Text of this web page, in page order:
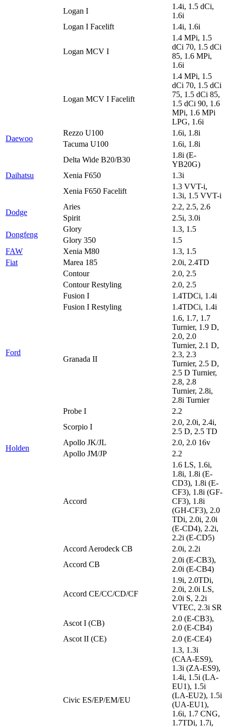
Logan I
1.4i, 1.5 dCi,
1.6i
Logan I Facelift
1.4i, 1.6i
Logan MCV I
1.4 MPi, 1.5
dCi 70, 1.5 dCi
85, 1.6 MPi,
1.6i
Logan MCV I Facelift
1.4 MPi, 1.5
dCi 70, 1.5 dCi
75, 1.5 dCi 85,
1.5 dCi 90, 1.6
MPi, 1.6 MPi
LPG, 1.6i
Daewoo
Rezzo U100
1.6i, 1.8i
Tacuma U100
1.6i, 1.8i
Daihatsu
Delta Wide B20/B30
1.8i (E-
YB20G)
Xenia F650
1.3i
Xenia F650 Facelift
1.3 VVT-i,
1.3i, 1.5 VVT-i
Dodge
Aries
2.2, 2.5, 2.6
Spirit
2.5i, 3.0i
Dongfeng
Glory
1.3, 1.5
Glory 350
1.5
FAW
Xenia M80
1.3, 1.5
Fiat
Marea 185 2.0i, 2.4TD
Ford
Contour
2.0, 2.5
Contour Restyling
2.0, 2.5
Fusion I
1.4TDCi, 1.4i
Fusion I Restyling
1.4TDCi, 1.4i
Granada II
1.6, 1.7, 1.7
Turnier, 1.9 D,
2.0, 2.0
Turnier, 2.1 D,
2.3, 2.3
Turnier, 2.5 D,
2.5 D Turnier,
2.8, 2.8
Turnier, 2.8i,
2.8i Turnier
Probe I
2.2
Scorpio I
2.0, 2.0i, 2.4i,
2.5 D, 2.5 TD
Holden
Apollo JK/JL
2.0, 2.0 16v
Apollo JM/JP
2.2
Accord
1.6 LS, 1.6i,
1.8i, 1.8i (E-
CD3), 1.8i (E-
CF3), 1.8i (GF-
CF3), 1.8i
(GH-CF3), 2.0
TDi, 2.0i, 2.0i
(E-CD4), 2.2i,
2.2i (E-CD5)
Accord Aerodeck CB
2.0i, 2.2i
Accord CB
2.0i (E-CB3),
2.0i (E-CB4)
Accord CE/CC/CD/CF
1.9i, 2.0TDi,
2.0i, 2.0i LS,
2.0i S, 2.2i
VTEC, 2.3i SR
Ascot I (CB)
2.0 (E-CB3),
2.0 (E-CB4)
Ascot II (CE)
2.0 (E-CE4)
Civic ES/EP/EM/EU
1.3, 1.3i
(CAA-ES9),
1.3i (ZA-ES9),
1.4i, 1.5i (LA-
EU1), 1.5i
(LA-EU2), 1.5i
(UA-EU1),
1.6i, 1.7 CNG,
1.7TDi, 1.7i,